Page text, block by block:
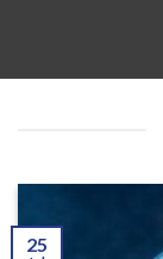
25